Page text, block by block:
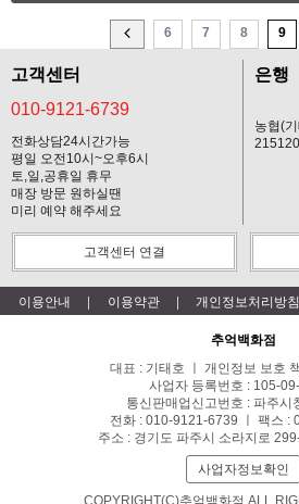
6 7 8 9
고객센터
010-9121-6739
전화상담24시간가능
평일 오전10시~오후6시
토,일,공휴일 휴무
매장 방문 원하실땐
미리 예약 해주세요
은행
농협(
고객센터 연결
이용안내 이용약관 개인정보처리방침
추억백화점
대표 : 기태호 ㅣ 개인정보 보호
사업자 등록번호 : 105-
통신판매업신고번호 : 파주시
전화 : 010-9121-6739 ㅣ 팩스 :
주소 : 경기도 파주시 소라지로
사업자정보확인
COPYRIGHT(C)추억백화점 ALL